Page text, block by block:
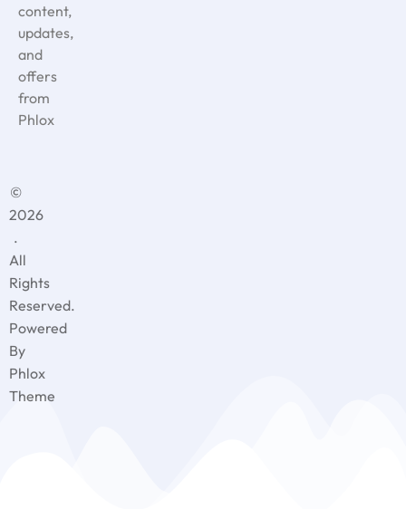
content,
updates,
and
offers
from
Phlox
©
2026
.
All
Rights
Reserved.
Powered
By
Phlox
Theme